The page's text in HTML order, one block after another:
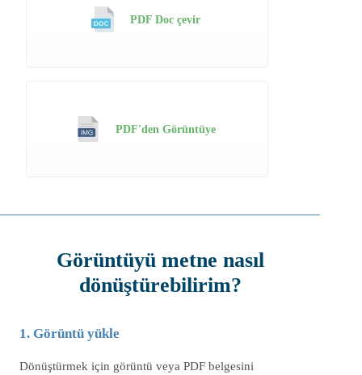
PDF Doc çevir
PDF'den Görüntüye
Görüntüyü metne nasıl
dönüştürebilirim?
1. Görüntü yükle
Dönüştürmek için görüntü veya PDF belgesini